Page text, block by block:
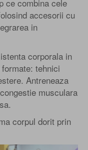
ce combina cele
accesorii cu
in
corporala in
tehnici
Antreneaza
musculara
corpul dorit prin